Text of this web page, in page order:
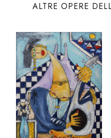
ALTRE OPERE